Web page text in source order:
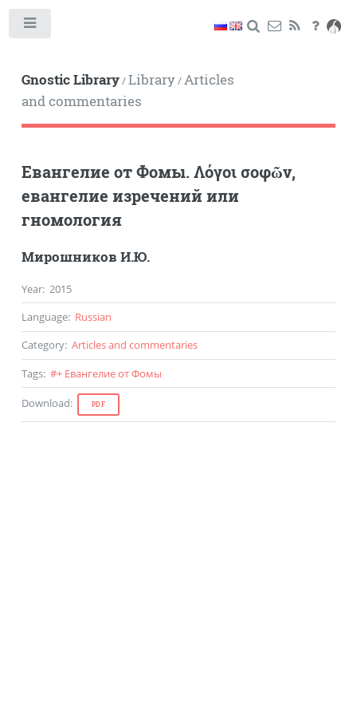
Gnostic Library/Library/Articles
and commentaries
Евангелие от Фомы. Λόγοι σοφῶν,
евангелие изречений или
гномология
Мирошников И.Ю.
Year: 2015
Language: Russian
Category: Articles and commentaries
Tags: #+ Евангелие от Фомы
Download: PDF